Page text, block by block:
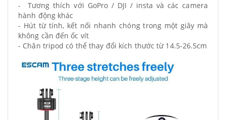
- Tương thích với GoPro / DJI / insta và các camera
hành động khác
- Hút từ tính, kết nối nhanh chóng trong một giây mà
không cần đến ốc vít
- Chân tripod có thể thay đổi kích thước từ 14.5-26.5cm